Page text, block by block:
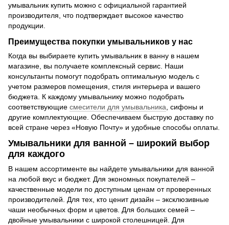
умывальник купить можно с официальной гарантией
производителя, что подтверждает высокое качество
продукции.
Преимущества покупки умывальников у нас
Когда вы выбираете купить умывальник в ванну в нашем
магазине, вы получаете комплексный сервис. Наши
консультанты помогут подобрать оптимальную модель с
учетом размеров помещения, стиля интерьера и вашего
бюджета. К каждому умывальнику можно подобрать
соответствующие смесители для умывальника , сифоны и
другие комплектующие. Обеспечиваем быструю доставку по
всей стране через «Новую Почту» и удобные способы оплаты.
Умывальники для ванной – широкий выбор
для каждого
В нашем ассортименте вы найдете умывальники для ванной
на любой вкус и бюджет. Для экономных покупателей –
качественные модели по доступным ценам от проверенных
производителей. Для тех, кто ценит дизайн – эксклюзивные
чаши необычных форм и цветов. Для больших семей –
двойные умывальники с широкой столешницей. Для